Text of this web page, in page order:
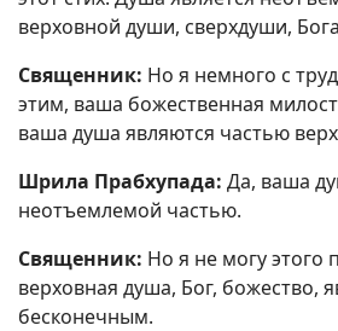
верховной души, сверхдуши,
Священник: Но я немного с
этим, ваша божественная
ваша душа являются частью
Шрила Прабхупада: Да, ваша
неотъемлемой частью.
Священник: Но я не могу этого
верховная душа, Бог, божество,
бесконечным.